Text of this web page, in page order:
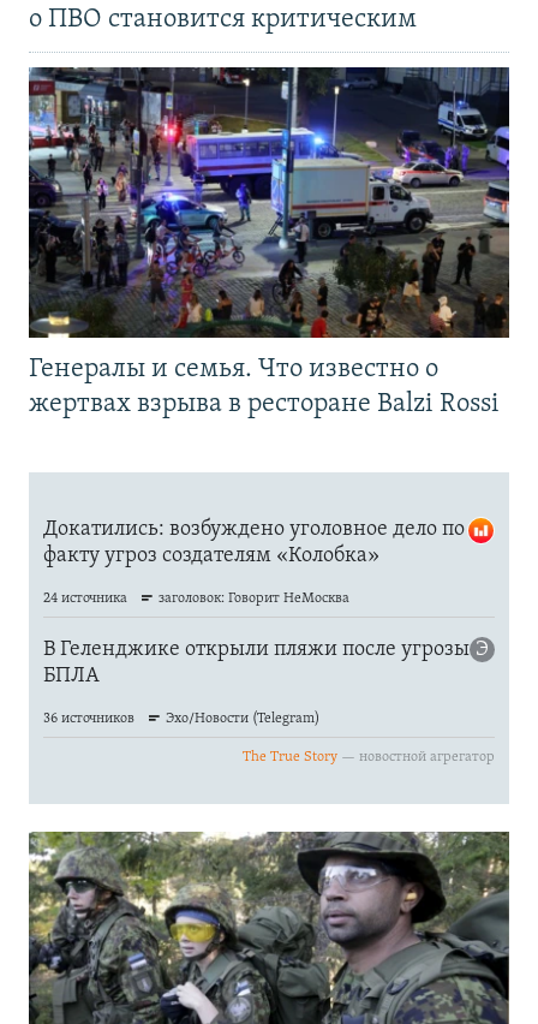
о ПВО становится критическим
Генералы и семья. Что известно о
жертвах взрыва в ресторане Balzi Rossi